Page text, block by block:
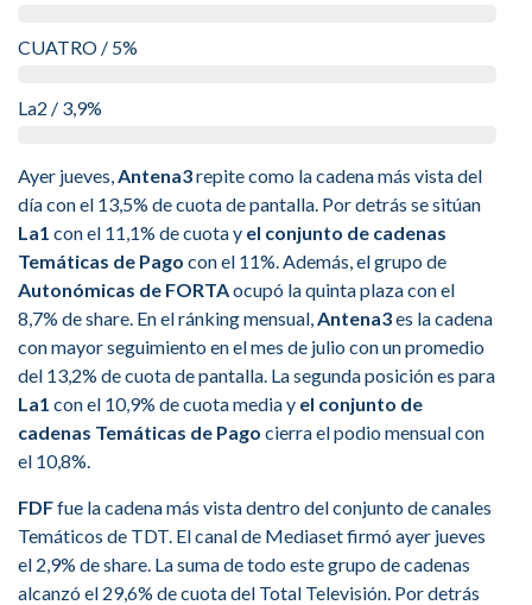
CUATRO / 5%
La2 / 3,9%
Ayer jueves,Antena3repite como la cadena más vista del
día con el 13,5% de cuota de pantalla. Por detrás se sitúan
La1 con el 11,1% de cuota y el conjunto de cadenas
Temáticas de Pago con el 11%. Además, el grupo de
Autonómicas de FORTAocupó la quinta plaza con el
8,7% de share. En el ránking mensual,Antena3es la cadena
con mayor seguimiento en el mes de julio con un promedio
del 13,2% de cuota de pantalla. La segunda posición es para
La1 con el 10,9% de cuota media y el conjunto de
cadenas Temáticas de Pago cierra el podio mensual con
el 10,8%.
FDFfue la cadena más vista dentro del conjunto de canales
Temáticos de TDT. El canal de Mediaset firmó ayer jueves
el 2,9% de share. La suma de todo este grupo de cadenas
alcanzó el 29,6% de cuota del Total Televisión. Por detrás